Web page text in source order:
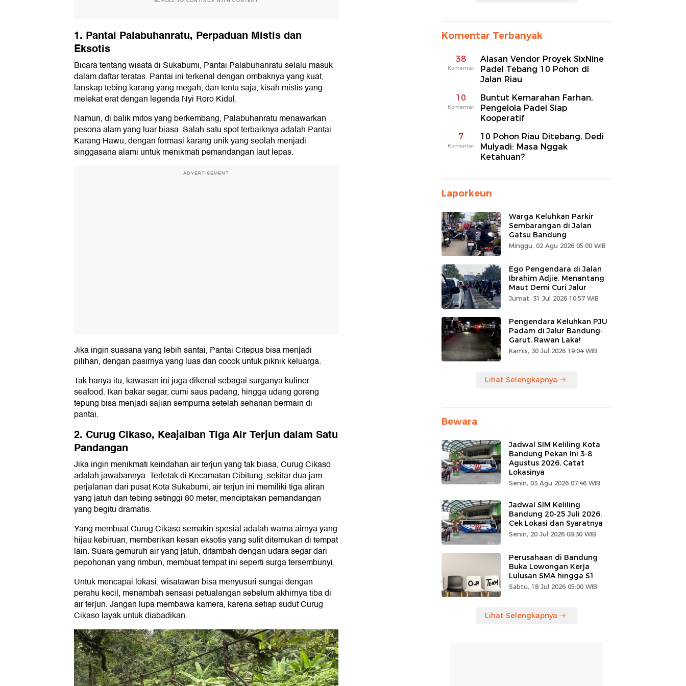
1. Pantai Palabuhanratu, Perpaduan Mistis dan
Eksotis
Bicara tentang wisata di Sukabumi, Pantai Palabuhanratu selalu masuk
dalam daftar teratas. Pantai ini terkenal dengan ombaknya yang kuat,
lanskap tebing karang yang megah, dan tentu saja, kisah mistis yang
melekat erat dengan legenda Nyi Roro Kidul.
Namun, di balik mitos yang berkembang, Palabuhanratu menawarkan
pesona alam yang luar biasa. Salah satu spot terbaiknya adalah Pantai
Karang Hawu, dengan formasi karang unik yang seolah menjadi
singgasana alami untuk menikmati pemandangan laut lepas.
ADVERTISEMENT
Jika ingin suasana yang lebih santai, Pantai Citepus bisa menjadi
pilihan, dengan pasirnya yang luas dan cocok untuk piknik keluarga.
Tak hanya itu, kawasan ini juga dikenal sebagai surganya kuliner
seafood. Ikan bakar segar, cumi saus padang, hingga udang goreng
tepung bisa menjadi sajian sempurna setelah seharian bermain di
pantai.
2. Curug Cikaso, Keajaiban Tiga Air Terjun dalam Satu
Pandangan
Jika ingin menikmati keindahan air terjun yang tak biasa, Curug Cikaso
adalah jawabannya. Terletak di Kecamatan Cibitung, sekitar dua jam
perjalanan dari pusat Kota Sukabumi, air terjun ini memiliki tiga aliran
yang jatuh dari tebing setinggi 80 meter, menciptakan pemandangan
yang begitu dramatis.
Yang membuat Curug Cikaso semakin spesial adalah warna airnya yang
hijau kebiruan, memberikan kesan eksotis yang sulit ditemukan di tempat
lain. Suara gemuruh air yang jatuh, ditambah dengan udara segar dari
pepohonan yang rimbun, membuat tempat ini seperti surga tersembunyi.
Untuk mencapai lokasi, wisatawan bisa menyusuri sungai dengan
perahu kecil, menambah sensasi petualangan sebelum akhirnya tiba di
air terjun. Jangan lupa membawa kamera, karena setiap sudut Curug
Cikaso layak untuk diabadikan.
Komentar Terbanyak
38
Komentar
Alasan Vendor Proyek SixNine
Padel Tebang 10 Pohon di
Jalan Riau
10
Komentar
Buntut Kemarahan Farhan,
Pengelola Padel Siap
Kooperatif
7
Komentar
10 Pohon Riau Ditebang, Dedi
Mulyadi: Masa Nggak
Ketahuan?
Laporkeun
Warga Keluhkan Parkir
Sembarangan di Jalan
Gatsu Bandung
Minggu, 02 Agu 2026 05:00 WIB
Ego Pengendara di Jalan
Ibrahim Adjie, Menantang
Maut Demi Curi Jalur
Jumat, 31 Jul 2026 10:57 WIB
Pengendara Keluhkan PJU
Padam di Jalur Bandung-
Garut, Rawan Laka!
Kamis, 30 Jul 2026 19:04 WIB
Lihat Selengkapnya
Bewara
Jadwal SIM Keliling Kota
Bandung Pekan Ini 3-8
Agustus 2026, Catat
Lokasinya
Senin, 03 Agu 2026 07:46 WIB
Jadwal SIM Keliling
Bandung 20-25 Juli 2026,
Cek Lokasi dan Syaratnya
Senin, 20 Jul 2026 08:30 WIB
Perusahaan di Bandung
Buka Lowongan Kerja
Lulusan SMA hingga S1
Sabtu, 18 Jul 2026 05:00 WIB
Lihat Selengkapnya